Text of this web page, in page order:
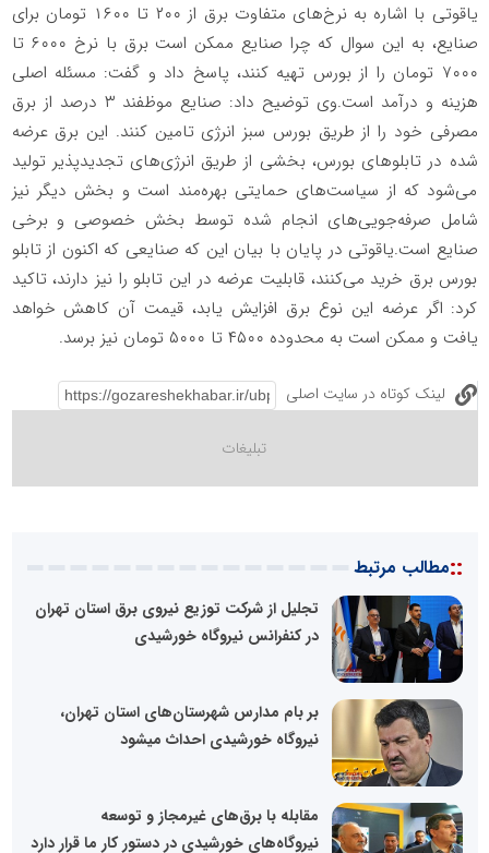
یاقوتی با اشاره به نرخ‌های متفاوت برق از ۲۰۰ تا ۱۶۰۰ تومان برای
صنایع، به این سوال که چرا صنایع ممکن است برق با نرخ ۶۰۰۰ تا
۷۰۰۰ تومان را از بورس تهیه کنند، پاسخ داد و گفت: مسئله اصلی
هزینه و درآمد است.وی توضیح داد: صنایع موظفند ۳ درصد از برق
مصرفی خود را از طریق بورس سبز انرژی تامین کنند. این برق عرضه‌
شده در تابلوهای بورس، بخشی از طریق انرژی‌های تجدیدپذیر تولید
می‌شود که از سیاست‌های حمایتی بهره‌مند است و بخش دیگر نیز
شامل صرفه‌جویی‌های انجام‌ شده توسط بخش خصوصی و برخی
صنایع است.یاقوتی در پایان با بیان این که صنایعی که اکنون از تابلو
بورس برق خرید می‌کنند، قابلیت عرضه در این تابلو را نیز دارند، تاکید
کرد: اگر عرضه این نوع برق افزایش یابد، قیمت آن کاهش خواهد
یافت و ممکن است به محدوده ۴۵۰۰ تا ۵۰۰۰ تومان نیز برسد.
لینک کوتاه در سایت اصلی
::مطالب مرتبط
تجلیل از شرکت توزیع نیروی برق استان تهران
در کنفرانس نیروگاه خورشیدی
بر بام مدارس شهرستان‌های استان تهران،
نیروگاه خورشیدی احداث میشود
مقابله با برق‌های غیرمجاز و توسعه
نیروگاه‌های خورشیدی در دستور کار ما قرار دارد